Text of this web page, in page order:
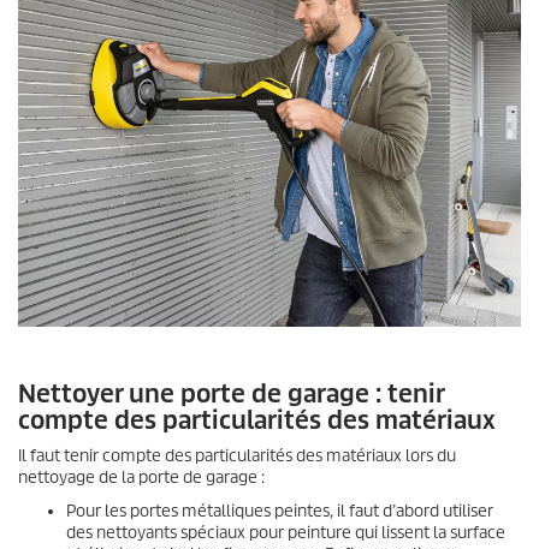
Nettoyer une porte de garage : tenir
compte des particularités des matériaux
Il faut tenir compte des particularités des matériaux lors du
nettoyage de la porte de garage :
Pour les portes métalliques peintes, il faut d’abord utiliser
des nettoyants spéciaux pour peinture qui lissent la surface